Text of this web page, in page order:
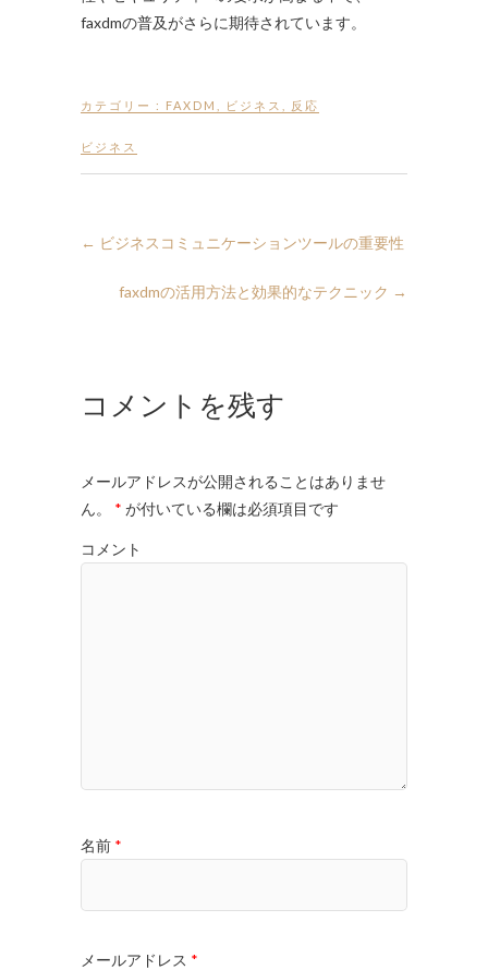
faxdmの普及がさらに期待されています。
カテゴリー : FAXDM ビジネス 反応
ビジネス
← ビジネスコミュニケーションツールの重要性
faxdmの活用方法と効果的なテクニック →
コメントを残す
メールアドレスが公開されることはありませ
ん。
* が付いている欄は必須項目です
コメント
名前 *
メールアドレス *